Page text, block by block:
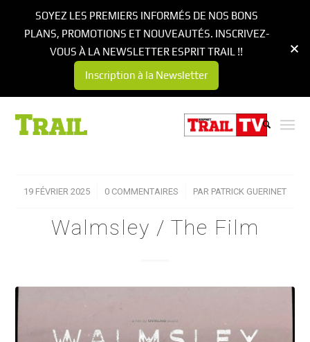
19 FÉVRIER 2025
/ 0 COMMENTAIRES
/ PAR PATRICK GUERINET
Walmsley / The Film
SOYEZ LES PREMIERS INFORMÉS DE NOS BONS
PLANS, PROMOTIONS ET NOUVEAUTÉS. INSCRIVEZ-
VOUS À LA NEWSLETTER ESPRIT TRAIL !!
Inscription à la Newsletter